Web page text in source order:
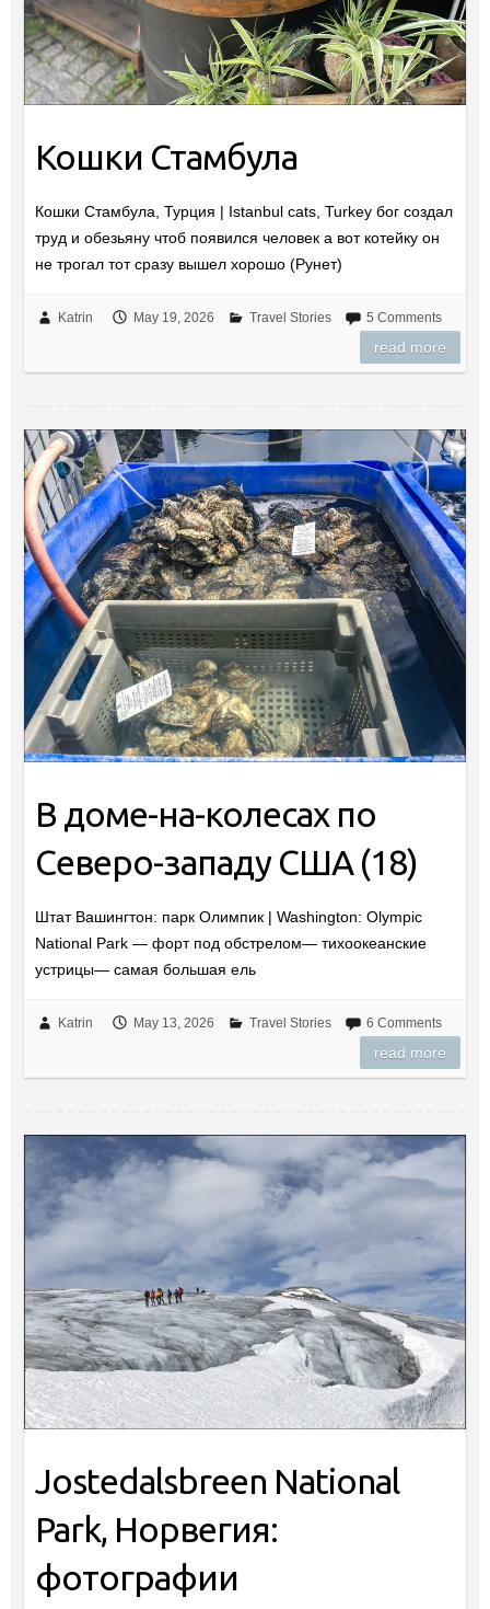
Кошки Стамбула
Кошки Стамбула, Турция | Istanbul cats, Turkey бог создал
труд и обезьяну чтоб появился человек а вот котейку он
не трогал тот сразу вышел хорошо (Рунет)
Katrin May 19, 2026 Travel Stories 5 Comments
read more
В доме-на-колесах по
Северо-западу США (18)
Штат Вашингтон: парк Олимпик | Washington: Olympic
National Park — форт под обстрелом— тихоокеанские
устрицы— самая большая ель
Katrin May 13, 2026 Travel Stories 6 Comments
read more
Jostedalsbreen National
Park, Норвегия:
фотографии